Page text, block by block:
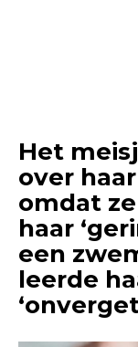
Het
over
omdat
haar
een
leerde